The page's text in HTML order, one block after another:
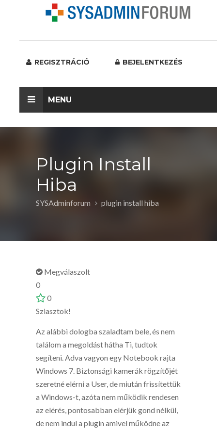
REGISZTRÁCIÓ BEJELENTKEZÉS
MENU
Plugin Install
Hiba
SYSAdminforum plugin install hiba
Megválaszolt
0
0
Sziasztok!
Az alábbi dologba szaladtam bele, és nem
találom a megoldást hátha Ti, tudtok
segíteni. Adva vagyon egy Notebook rajta
Windows 7. Biztonsági kamerák rögzítőjét
szeretné elérni a User, de miután frissítettük
a Windows-t, azóta nem működik rendesen
az elérés, pontosabban elérjük gond nélkül,
de nem indul a plugin amivel működne az